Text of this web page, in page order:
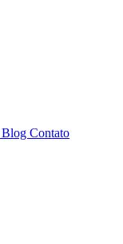
Blog Contato